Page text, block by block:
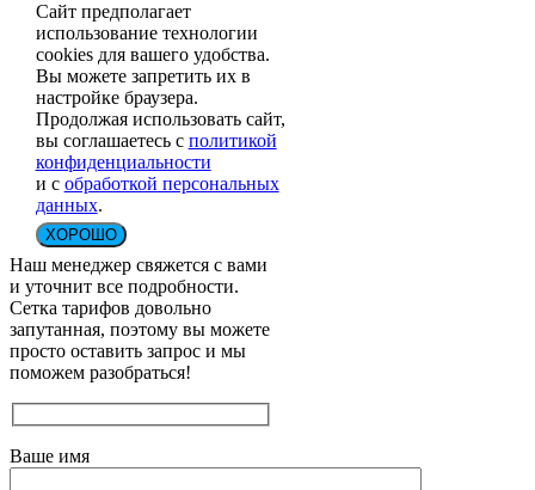
Сайт предполагает
использование технологии
cookies для вашего удобства.
Вы можете запретить их в
настройке браузера.
Продолжая использовать сайт,
вы соглашаетесь с политикой
конфиденциальности
и с обработкой персональных
данных.
ХОРОШО
Наш менеджер свяжется с вами
и уточнит все подробности.
Сетка тарифов довольно
запутанная, поэтому вы можете
просто оставить запрос и мы
поможем разобраться!
Ваше имя